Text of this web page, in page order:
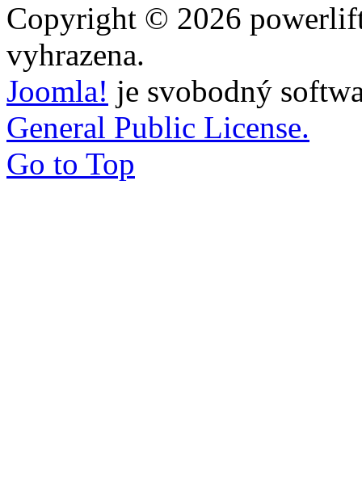
Copyright © 2026
vyhrazena.
Joomla! je svobodný
General Public License.
Go to Top